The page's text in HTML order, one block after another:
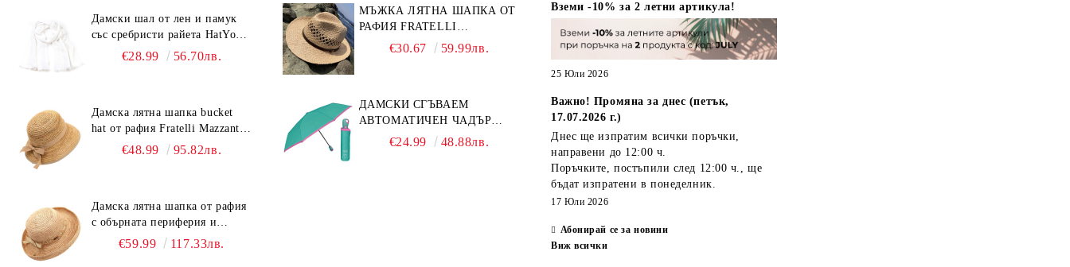
Дамски шал от лен и памук
със сребристи райета HatYou |
90x180 см | Бял
€28.99 56.70лв.
Дамска лятна шапка bucket
hat от рафия Fratelli Mazzanti |
Светлокафяв
€48.99 95.82лв.
Дамска лятна шапка от рафия
с обърната периферия и
бежова лента Fratelli Mazzanti
€59.99 117.33лв.
МЪЖКА ЛЯТНА ШАПКА ОТ
РАФИЯ FRATELLI
MAZZANTI FM 7932,
€30.67 59.99лв.
ДАМСКИ СГЪВАЕМ
АВТОМАТИЧЕН ЧАДЪР
OPEN-CLOSE | PERLETTI
€24.99 48.88лв.
Вземи -10% за 2 летни артикула!
25 Юли 2026
Важно! Промяна за днес (петък,
17.07.2026 г.)
Днес ще изпратим всички поръчки,
направени до 12:00 ч.
Поръчките, постъпили след 12:00 ч. , ще
бъдат изпратени в понеделник.
17 Юли 2026
Абонирай се за новини
Виж всички